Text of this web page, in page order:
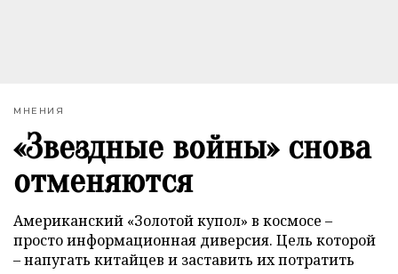
МНЕНИЯ
«Звездные войны» снова
отменяются
Американский «Золотой купол» в космосе –
просто информационная диверсия. Цель которой
– напугать китайцев и заставить их потратить